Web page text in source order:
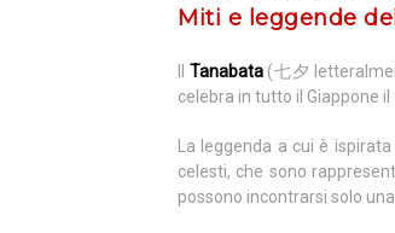
Miti e leggende
Tanabata (七夕
celebra in tutto il Giappone il
La leggenda a cui è
celesti, che sono
possono incontrarsi solo